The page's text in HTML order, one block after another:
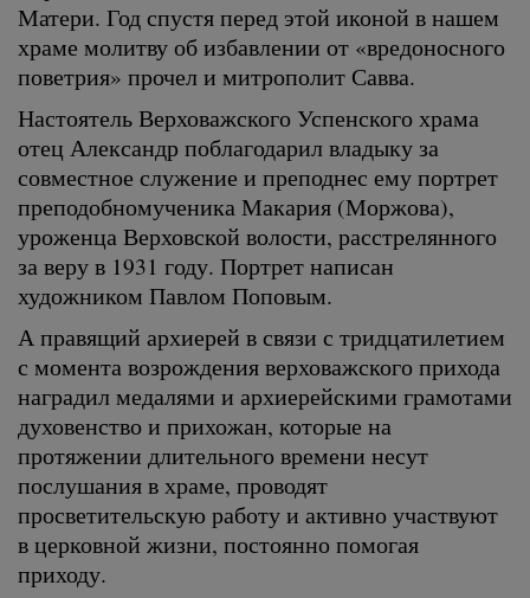
Матери. Год спустя перед этой иконой в нашем
храме молитву об избавлении от «вредоносного
поветрия» прочел и митрополит Савва.
Настоятель Верховажского Успенского храма
отец Александр поблагодарил владыку за
совместное служение и преподнес ему портрет
преподобномученика Макария (Моржова),
уроженца Верховской волости, расстрелянного
за веру в 1931 году. Портрет написан
художником Павлом Поповым.
А правящий архиерей в связи с тридцатилетием
с момента возрождения верховажского прихода
наградил медалями и архиерейскими грамотами
духовенство и прихожан, которые на
протяжении длительного времени несут
послушания в храме, проводят
просветительскую работу и активно участвуют
в церковной жизни, постоянно помогая
приходу.